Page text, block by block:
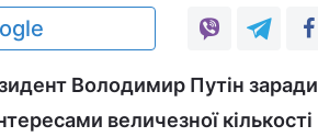
Володимир Путін заради
величезної кількості